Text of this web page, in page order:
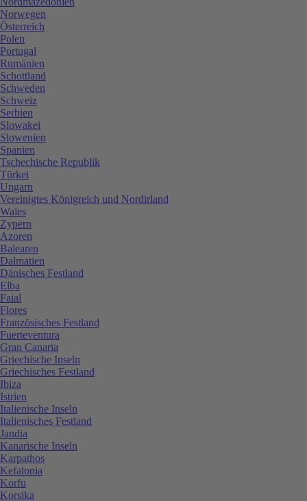
Norwegen
Österreich
Polen
Portugal
Rumänien
Schottland
Schweden
Schweiz
Serbien
Slowakei
Slowenien
Spanien
Tschechische Republik
Türkei
Ungarn
Vereinigtes Königreich und Nordirland
Wales
Zypern
Azoren
Balearen
Dalmatien
Dänisches Festland
Elba
Faial
Flores
Französisches Festland
Fuerteventura
Gran Canaria
Griechische Inseln
Griechisches Festland
Ibiza
Istrien
Italienische Inseln
Italienisches Festland
Jandia
Kanarische Inseln
Karpathos
Kefalonia
Korfu
Korsika